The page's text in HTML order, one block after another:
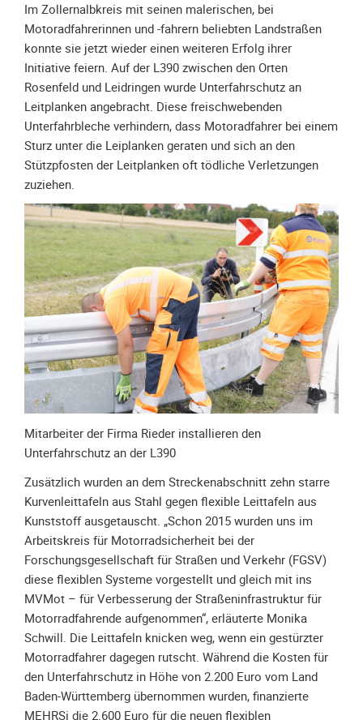
Unterfahrschutz
Unterfahrschutz
Erfolge
Unterfahrschutz
-
Technik
Unterfahrschutz
-
Kompatibilität
Unterfahrschutz
-
mit
in
Absenkung
Streckensicherung
Meldeformular
Flex.
Kurvenleittafel
Galerien
2026
Galerie
2025
Galerie
2024
Galerie
2023
Galerie
2022
Galerie
2021
Im Zollernalbkreis mit seinen malerischen, bei
Motoradfahrerinnen und -fahrern beliebten Landstraßen
konnte sie jetzt wieder einen weiteren Erfolg ihrer
Initiative feiern. Auf der L390 zwischen den Orten
Rosenfeld und Leidringen wurde Unterfahrschutz an
Leitplanken angebracht. Diese freischwebenden
Unterfahrbleche verhindern, dass Motoradfahrer bei einem
Sturz unter die Leiplanken geraten und sich an den
Stützpfosten der Leitplanken oft tödliche Verletzungen
zuziehen.
Mitarbeiter der Firma Rieder installieren den
Unterfahrschutz an der L390
Zusätzlich wurden an dem Streckenabschnitt zehn starre
Kurvenleittafeln aus Stahl gegen flexible Leittafeln aus
Kunststoff ausgetauscht. „Schon 2015 wurden uns im
Arbeitskreis für Motorradsicherheit bei der
Forschungsgesellschaft für Straßen und Verkehr (FGSV)
diese flexiblen Systeme vorgestellt und gleich mit ins
MVMot – für Verbesserung der Straßeninfrastruktur für
Motorradfahrende aufgenommen“, erläuterte Monika
Schwill. Die Leittafeln knicken weg, wenn ein gestürzter
Motorradfahrer dagegen rutscht. Während die Kosten für
den Unterfahrschutz in Höhe von 2.200 Euro vom Land
Baden-Württemberg übernommen wurden, finanzierte
MEHRSi die 2.600 Euro für die neuen flexiblen